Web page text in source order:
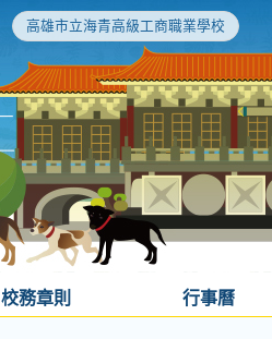
高雄市立海青高級工商職業學校
校務章則 行事曆